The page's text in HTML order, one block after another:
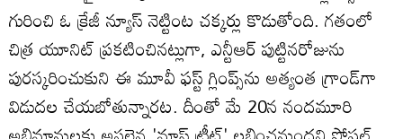
గురించి ఓ క్రేజీ న్యూస్ నెట్టింట చక్కర్లు కొడుతోంది. గతంలో
చిత్ర యూనిట్ ప్రకటించినట్లుగా, ఎన్టీఆర్ పుట్టినరోజును
పురస్కరించుకుని ఈ మూవీ ఫస్ట్ గ్లింప్స్‌ను అత్యంత గ్రాండ్‌గా
విడుదల చేయబోతున్నారట. దీంతో మే 20న నందమూరి